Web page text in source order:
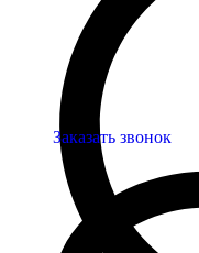
Заказать звонок